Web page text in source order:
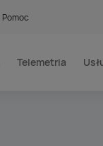
Pomoc
Telemetria